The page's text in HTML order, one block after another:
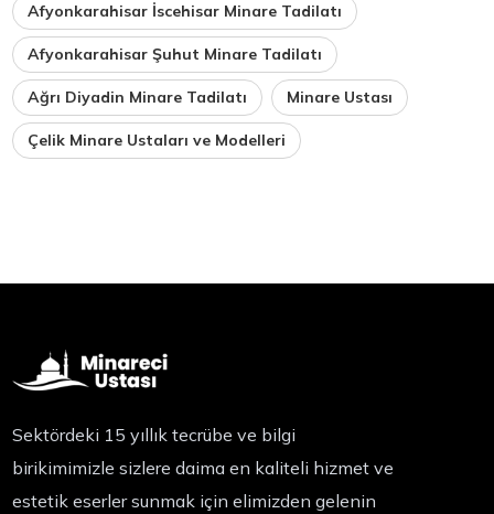
Afyonkarahisar İscehisar Minare Tadilatı
Afyonkarahisar Şuhut Minare Tadilatı
Ağrı Diyadin Minare Tadilatı Minare Ustası
Çelik Minare Ustaları ve Modelleri
Sektördeki 15 yıllık tecrübe ve bilgi
birikimimizle sizlere daima en kaliteli hizmet ve
estetik eserler sunmak için elimizden gelenin